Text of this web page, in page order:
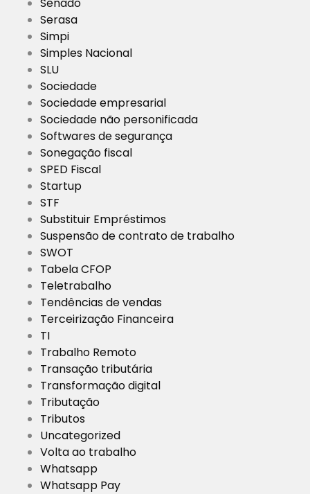
Serasa
Simpi
Simples Nacional
SLU
Sociedade
Sociedade empresarial
Sociedade não personificada
Softwares de segurança
Sonegação fiscal
SPED Fiscal
Startup
STF
Substituir Empréstimos
Suspensão de contrato de trabalho
SWOT
Tabela CFOP
Teletrabalho
Tendências de vendas
Terceirização Financeira
TI
Trabalho Remoto
Transação tributária
Transformação digital
Tributação
Tributos
Uncategorized
Volta ao trabalho
Whatsapp
Whatsapp Pay